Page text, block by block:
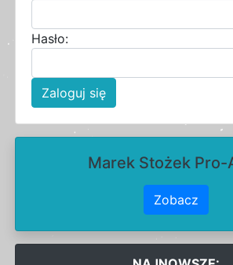
Hasło:
Zaloguj się
Marek Stożek Pro-
Zobacz